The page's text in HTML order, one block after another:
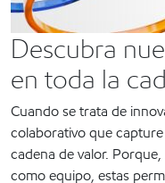
Descubra
en toda la
Cuando se trata de
colaborativo que
cadena de valor.
como equipo, estas